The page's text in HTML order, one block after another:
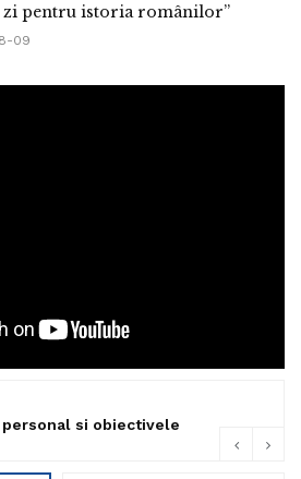
zi pentru istoria românilor”
09
si obiectivele